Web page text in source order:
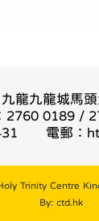
龍九龍城馬
2760 0189 /
電郵：
Trinity Centre
By: ctd.hk